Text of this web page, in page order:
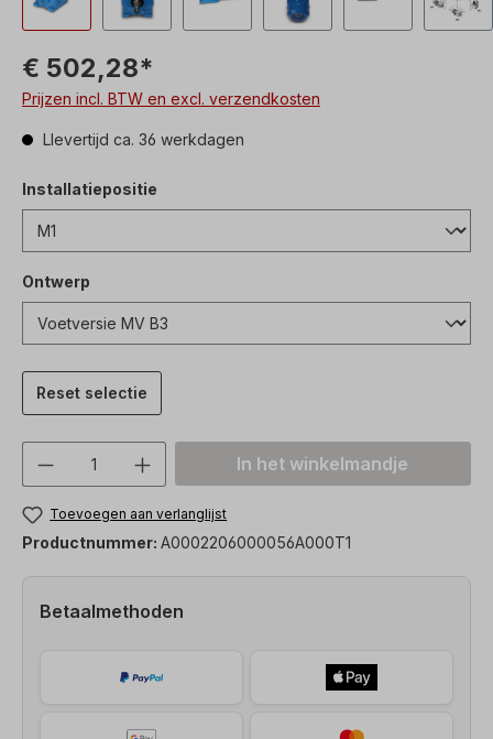
€ 502,28*
Prijzen incl. BTW en excl. verzendkosten
Llevertijd ca. 36 werkdagen
Installatiepositie
Ontwerp
Reset selectie
Producthoeveelheid: Voer de
In het winkelmandje
Toevoegen aan verlanglijst
Productnummer: A0002206000056A000T1
Betaalmethoden